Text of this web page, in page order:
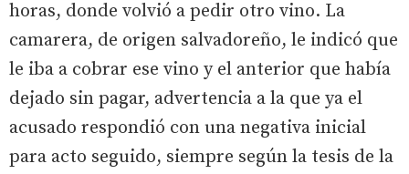
horas, donde volvió a pedir otro vino. La
camarera, de origen salvadoreño, le indicó que
le iba a cobrar ese vino y el anterior que había
dejado sin pagar, advertencia a la que ya el
acusado respondió con una negativa inicial
para acto seguido, siempre según la tesis de la